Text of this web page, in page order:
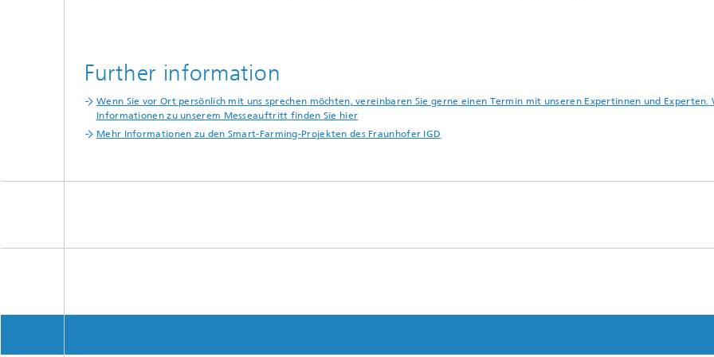
Further information
Wenn Sie vor Ort persönlich mit uns sprechen möchten, vereinbaren Sie gerne einen Termin mit unseren Expertinnen und Experten.
Informationen zu unserem Messeauftritt finden Sie hier
Mehr Informationen zu den Smart-Farming-Projekten des Fraunhofer IGD